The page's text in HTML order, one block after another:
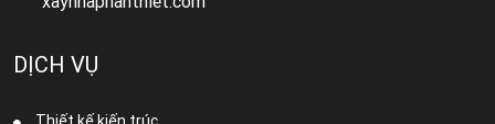
DỊCH VỤ